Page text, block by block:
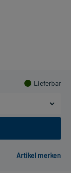
Lieferbar